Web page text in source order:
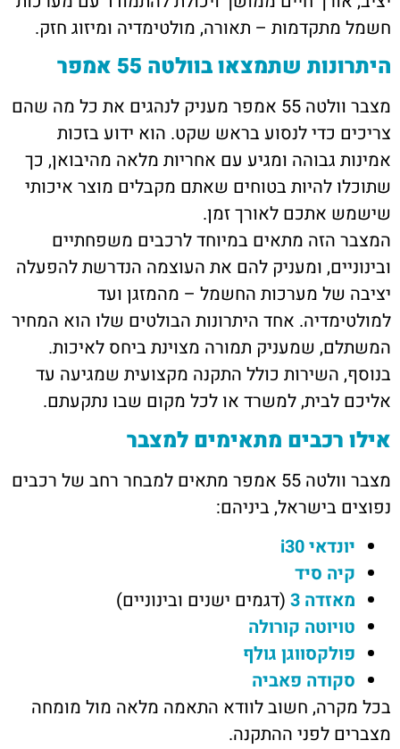
חשמל מתקדמות – תאורה, מולטימדיה ומיזוג חזק.
היתרונות שתמצאו בוולטה 55 אמפר
מצבר וולטה 55 אמפר מעניק לנהגים את כל מה שהם
צריכים כדי לנסוע בראש שקט. הוא ידוע בזכות
אמינות גבוהה ומגיע עם אחריות מלאה מהיבואן, כך
שתוכלו להיות בטוחים שאתם מקבלים מוצר איכותי
שישמש אתכם לאורך זמן.
המצבר הזה מתאים במיוחד לרכבים משפחתיים
ובינוניים, ומעניק להם את העוצמה הנדרשת להפעלה
יציבה של מערכות החשמל – מהמזגן ועד
למולטימדיה. אחד היתרונות הבולטים שלו הוא המחיר
המשתלם, שמעניק תמורה מצוינת ביחס לאיכות.
בנוסף, השירות כולל התקנה מקצועית שמגיעה עד
אליכם לבית, למשרד או לכל מקום שבו נתקעתם.
אילו רכבים מתאימים למצבר
מצבר וולטה 55 אמפר מתאים למבחר רחב של רכבים
נפוצים בישראל, ביניהם:
יונדאי i30
קיה סיד
מאזדה 3
(דגמים ישנים ובינוניים)
טויוטה קורולה
פולקסווגן גולף
סקודה פאביה
בכל מקרה, חשוב לוודא התאמה מלאה מול מומחה
מצברים לפני ההתקנה.